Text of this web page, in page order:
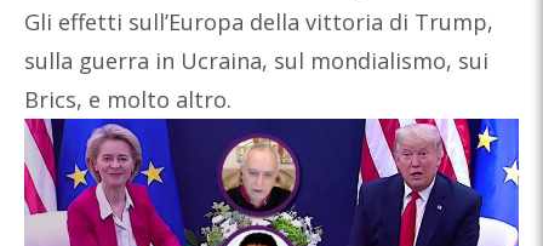
Gli effetti sull’Europa della vittoria di Trump,
sulla guerra in Ucraina, sul mondialismo, sui
Brics, e molto altro.